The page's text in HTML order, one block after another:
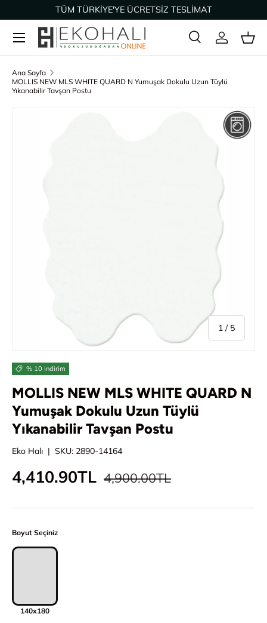
İçeriğe geç
TÜM TÜRKİYE'YE ÜCRETSİZ TESLİMAT
Arama
Ürün türü
Ara Giriş Yap
Ana Sayfa
MOLLIS NEW MLS WHITE QUARD N Yumuşak Dokulu Uzun Tüylü
Yıkanabilir Tavşan Postu
1 / /5
% 10 indirim
MOLLIS NEW MLS WHITE QUARD N
Yumuşak Dokulu Uzun Tüylü
Yıkanabilir Tavşan Postu
Eko Halı | SKU: 2890-14164
İndirimli fiyat
4,410.90TL Normal fiyat
4,900.00TL
Boyut Seçiniz
140x180